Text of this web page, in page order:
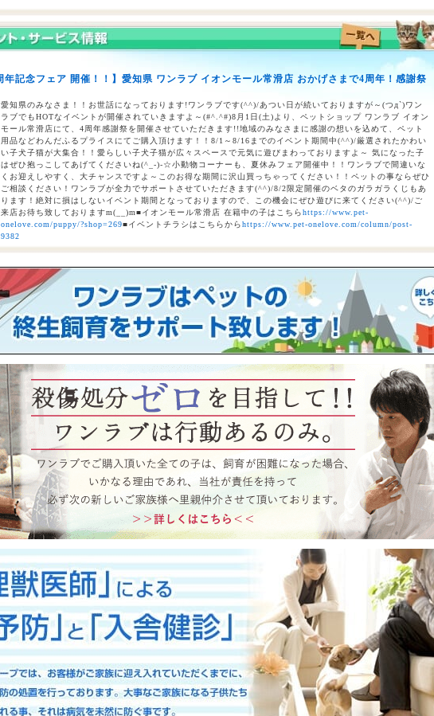
本地震に伴う臨時休業のお知らせ（合志店・光の森店・西熊本店・はません店・宇土店）
開催！！】香川県 ワンラブ イオンタウン宇多津店＆ゆめタウン三豊店 一年で一番お得な
ア開催中！！7/25～8/9まで｜ワンラブグループ
年記念フェア 開催！！】愛知県 ワンラブ イオンモール常滑店 おかげさまで4周年！感謝祭
愛知県のみなさま！！お世話になっております!ワンラブです(^^)/あつい日が続いておりますが～(つд`)ワン
ラブでもHOTなイベントが開催されていきますよ～(#^.^#)8月1日(土)より、ペットショップ ワンラブ イオン
モール常滑店にて、4周年感謝祭を開催させていただきます!!地域のみなさまに感謝の想いを込めて、ペット
用品などわんだふるプライスにてご購入頂けます！！8/1～8/16までのイベント期間中(^^)/厳選されたかわい
い子犬子猫が大集合！！愛らしい子犬子猫が広々スペースで元気に遊びまわっておりますよ～ 気になった子
はぜひ抱っこしてあげてくださいね(^_-)-☆小動物コーナーも、夏休みフェア開催中！！ワンラブで間違いな
くお迎えしやすく、大チャンスですよ～このお得な期間に沢山買っちゃってください！！ペットの事ならぜひ
ご相談ください！ワンラブが全力でサポートさせていただきます(^^)/8/2限定開催のベタのガラガラくじもあ
ります！絶対に損はしないイベント期間となっておりますので、この機会にぜひ遊びに来てください(^^)/ご
来店お待ち致しておりますm(__)m■イオンモール常滑店 在籍中の子はこちらhttps://www.pet-
onelove.com/puppy/?shop=269■イベントチラシはこちらからhttps://www.pet-onelove.com/column/post-
9382
大決算商談会 第2弾開催！！】ワンラブ総決算 22周年祭｜大決算商談会開幕！！ 8/31お引渡
ペットショップ ワンラブ 本気の大決算商談会！！ ワンラブ看板店舗にて、ポイントプレゼントキャンペー
ンがスタート！！ 2026年8月1日にLINE配信されておりますクーポンを2,500円以上のお会計時にご利用頂
くと、ワンラブポイントをプレゼント！！まだ会員アプリをご利用中でない方は、店頭で会員アプリを取得頂
くとクーポンが配信されますので、最寄店舗にてぜひご確認ください！！※ワンラブ看板店舗が対象※ 小動
くださいね イベント内容はこちら
https://www.pet-onelove.com/column/post-9344/
開催！！】香川県 ワンラブ イオンタウン宇多津店＆ゆめタウン三豊店 一年で一番お得な
ア開催中！！7/25～8/9まで｜ワンラブグループ
香川県のみなさま、お世話になっております！！7月25日(土)より、ペットショップ ワンラブ イオンタウン宇
多津店、ゆめタウン三豊店合同にて、大決算フェアを開催させていただきます！！7/25～8/9までのイベント
期間中(^^)/厳選されたかわいい子犬子猫が大集合！！今年もぜひ遊びに来てください(^^)/ペット用品も専門
店として、品揃え豊富に取り揃えで、わんだふるプライスとなっております♪愛らしい子犬子猫が広々スペー
スで元気に遊びまわっておりますよ～ 気になった子はぜひ抱っこしてあげてくださいね(^_-)-☆一年で一番！
お迎えのチャンスですよ～このお得な期間に沢山買っちゃってください！！ペットの事ならぜひご相談くださ
い！ワンラブが全力でサポートさせていただきます(^^)/改めまして、地域の皆様に愛されるペットショップ
としてスタッフ一同頑張ってまいりますm(__)m ■ゆめタウン三豊店 在籍中の子はこちら https://www.pet-
New Family Fes 開催！！】長野県 ワンラブ アリオ上田店 動物大集合イベント開催！！
まで｜ワンラブグループ
長野のみなさま！！お世話になっております!ワンラブです(^^)/暑い日も多くなってまいりましたね 熱中症に
は注意しましょう！！ワンラブでもHOTなイベントが開催されていきますよ～(#^.^#)7月18日(土)より、ペッ
トショップ ワンラブ アリオ上田店にて、ペットイベントを開催させていただきます！！地域のみなさまに感
謝の想いを込めて、ペット用品などわんだふるプライスにてご購入頂けます！！7/18～8/2までのイベント期
間中(^^)/厳選されたかわいい子犬子猫が大集合！！愛らしい子犬子猫が広々スペースで元気に遊びまわって
おりますよ～ 気になった子はぜひ抱っこしてあげてくださいね(^_-)-☆大決算商談会も開催されておりますの
で、ワンラブで間違いなくお迎えしやすく、大チャンスですよ～このお得な期間に沢山買っちゃってくださ